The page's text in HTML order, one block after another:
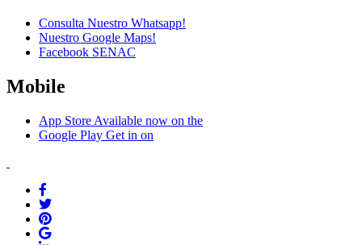
Consulta Nuestro Whatsapp!
Nuestro Google Maps!
Facebook SENAC
Mobile
App Store Available now on the
Google Play Get in on